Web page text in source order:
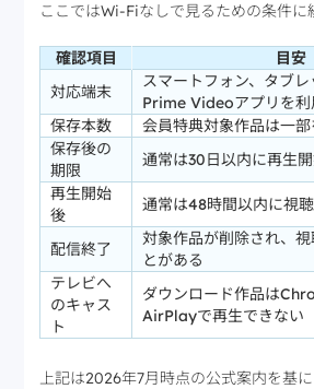
ここではWi-Fiなしで見るための条件に
確認項目
目安
対応端末
スマートフォン、タブ
Prime Videoアプリを利
保存本数
会員特典対象作品は一
保存後の
期限
通常は30日以内に再生
再生開始
後
通常は48時間以内に視聴
配信終了
対象作品が削除され、
とがある
テレビへ
のキャス
ト
ダウンロード作品は
AirPlayで再生できない
上記は2026年7月時点の公式案内を基